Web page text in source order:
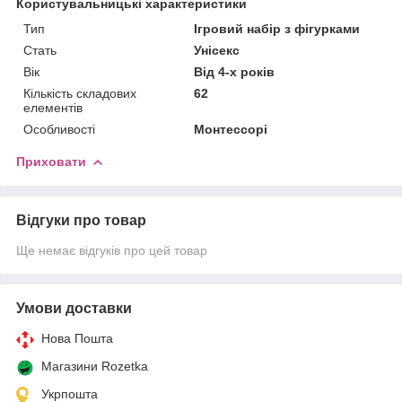
Користувальницькі характеристики
Тип
Ігровий набір з фігурками
Стать
Унісекс
Вік
Від 4-х років
Кількість складових
елементів
62
Особливості Монтессорі
Приховати
Відгуки про товар
Ще немає відгуків про цей товар
Умови доставки
Нова Пошта
Магазини Rozetka
Укрпошта